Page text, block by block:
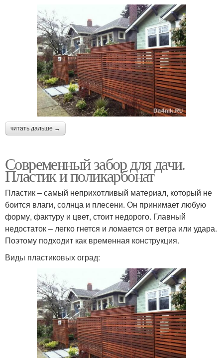
читать дальше →
Современный забор для дачи.
Пластик и поликарбонат
Пластик – самый неприхотливый материал, который не
боится влаги, солнца и плесени. Он принимает любую
форму, фактуру и цвет, стоит недорого. Главный
недостаток – легко гнется и ломается от ветра или удара.
Поэтому подходит как временная конструкция.
Виды пластиковых оград: